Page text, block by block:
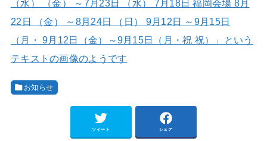
お知らせ
ツイート シェア